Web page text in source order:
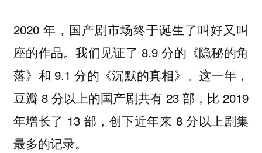
2020 年，国产剧市场终于诞生了叫好又叫
座的作品。我们见证了 8.9 分的《隐秘的角
落》和 9.1 分的《沉默的真相》。这一年，
豆瓣 8 分以上的国产剧共有 23 部，比 2019
年增长了 13 部，创下近年来 8 分以上剧集
最多的记录。